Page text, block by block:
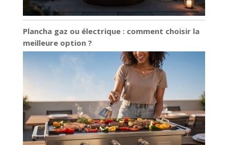
Plancha gaz ou électrique : comment choisir la
meilleure option ?